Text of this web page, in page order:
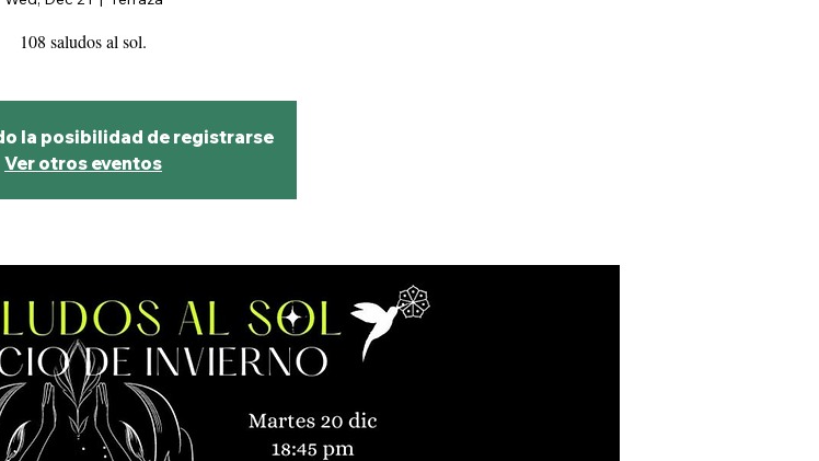
108 saludos al sol.
la posibilidad de registrarse
Ver otros eventos